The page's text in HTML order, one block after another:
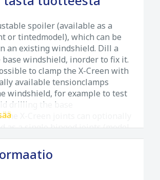
spoiler (available as a
or tintedmodel), which can be
an existing windshield. Dill a
windshield, inorder to fix it.
to clamp the X-Creen with
available tensionclamps
windshield, for example to test
drilling the base
X-Creen joints can optionally
as a single hinged joints (model
joints (model “D”). We
model “S” for customers who are
withthe height of the
merely wish to adjust the